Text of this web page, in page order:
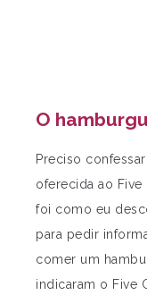
O
Preciso
oferecida ao
foi como eu
para pedir
comer um
indicaram o Five